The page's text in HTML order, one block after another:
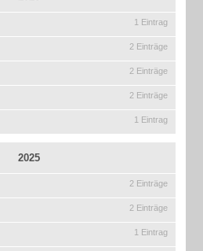
1 Eintrag
2 Einträge
2 Einträge
2 Einträge
1 Eintrag
2025
2 Einträge
2 Einträge
1 Eintrag